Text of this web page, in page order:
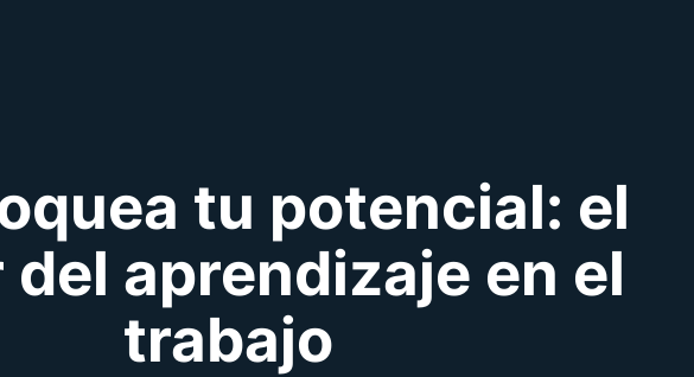
tu potencial: el
del aprendizaje en el
trabajo